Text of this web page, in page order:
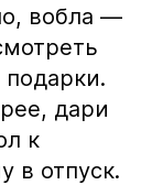
вобла —
дари
к
в отпуск.